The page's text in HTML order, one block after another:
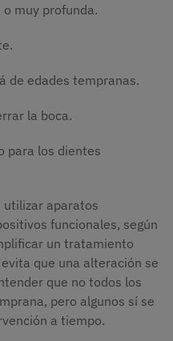
muy profunda.
de edades tempranas.
la boca.
para los dientes
utilizar aparatos
funcionales, según
un tratamiento
que una alteración se
que no todos los
pero algunos sí se
a tiempo.